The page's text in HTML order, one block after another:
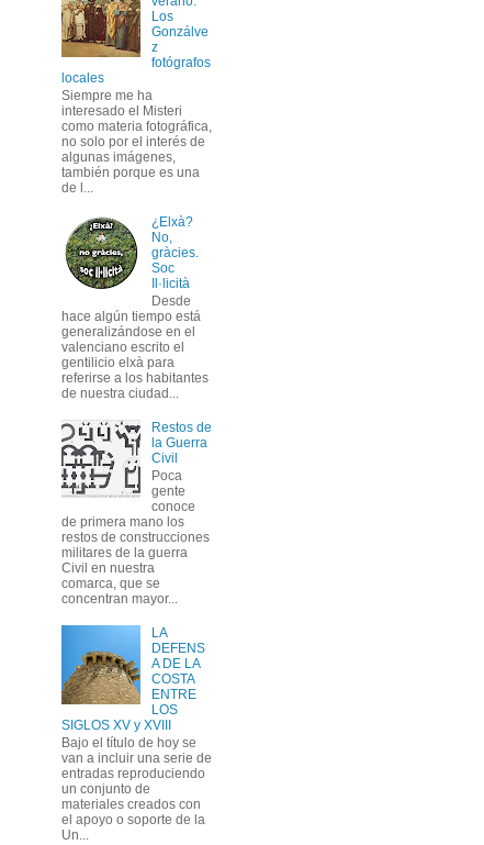
Los
Gonzálve
z
fotógrafos
locales
Siempre me ha
interesado el Misteri
como materia fotográfica,
no solo por el interés de
algunas imágenes,
también porque es una
de l...
¿Elxà?
No,
gràcies.
Soc
Il·licità
Desde
hace algún tiempo está
generalizándose en el
valenciano escrito el
gentilicio elxà para
referirse a los habitantes
de nuestra ciudad...
Restos de
la Guerra
Civil
Poca
gente
conoce
de primera mano los
restos de construcciones
militares de la guerra
Civil en nuestra
comarca, que se
concentran mayor...
LA
DEFENS
A DE LA
COSTA
ENTRE
LOS
SIGLOS XV y XVIII
Bajo el título de hoy se
van a incluir una serie de
entradas reproduciendo
un conjunto de
materiales creados con
el apoyo o soporte de la
Un...